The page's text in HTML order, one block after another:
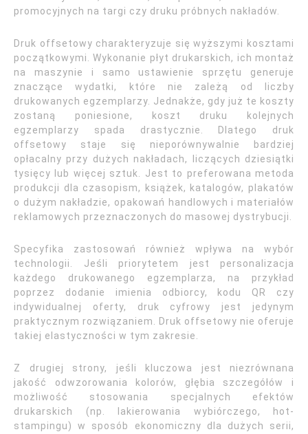
promocyjnych na targi czy druku próbnych nakładów.
Druk offsetowy charakteryzuje się wyższymi kosztami
początkowymi. Wykonanie płyt drukarskich, ich montaż
na maszynie i samo ustawienie sprzętu generuje
znaczące wydatki, które nie zależą od liczby
drukowanych egzemplarzy. Jednakże, gdy już te koszty
zostaną poniesione, koszt druku kolejnych
egzemplarzy spada drastycznie. Dlatego druk
offsetowy staje się nieporównywalnie bardziej
opłacalny przy dużych nakładach, liczących dziesiątki
tysięcy lub więcej sztuk. Jest to preferowana metoda
produkcji dla czasopism, książek, katalogów, plakatów
o dużym nakładzie, opakowań handlowych i materiałów
reklamowych przeznaczonych do masowej dystrybucji.
Specyfika zastosowań również wpływa na wybór
technologii. Jeśli priorytetem jest personalizacja
każdego drukowanego egzemplarza, na przykład
poprzez dodanie imienia odbiorcy, kodu QR czy
indywidualnej oferty, druk cyfrowy jest jedynym
praktycznym rozwiązaniem. Druk offsetowy nie oferuje
takiej elastyczności w tym zakresie.
Z drugiej strony, jeśli kluczowa jest niezrównana
jakość odwzorowania kolorów, głębia szczegółów i
możliwość stosowania specjalnych efektów
drukarskich (np. lakierowania wybiórczego, hot-
stampingu) w sposób ekonomiczny dla dużych serii,